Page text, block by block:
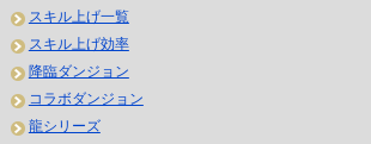
スキル上げ一覧
スキル上げ効率
降臨ダンジョン
コラボダンジョン
龍シリーズ